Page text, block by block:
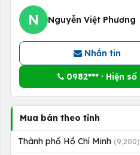
N Nguyễn Việt Phương
Nhắn tin
0982*** · Hiện số
Mua bán theo tỉnh
Thành phố Hồ Chí Minh (9,200)